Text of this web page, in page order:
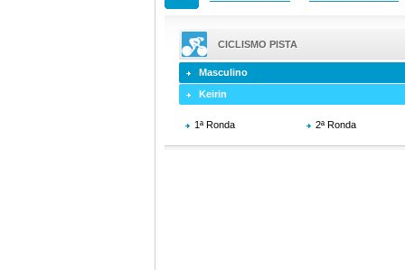
CICLISMO PISTA
Masculino
Keirin
1ª Ronda 2ª Ronda